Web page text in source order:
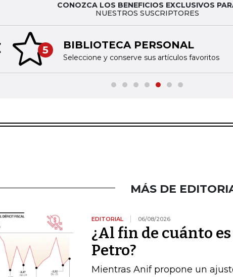
CONOZCA LOS BENEFICIOS EXCLUSIVOS
NUESTROS SUSCRIPTORES
5 BIBLIOTECA PERSONAL
Seleccione y conserve sus artículos favoritos
slide
MÁS DE
EDITORIAL 06/08/2026
¿Al fin de cuánto
Petro?
Mientras Anif propone un